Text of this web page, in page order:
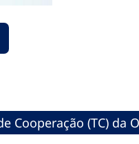
Cooperação (TC) da